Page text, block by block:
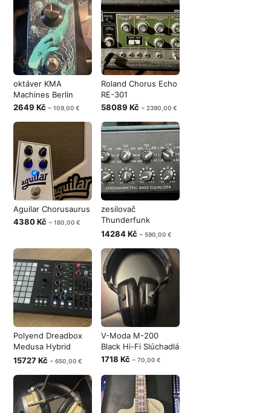
oktáver KMA
Machines Berlin
2649 Kč ~ 109,00 €
Roland Chorus Echo
RE-301
58089 Kč ~ 2390,00 €
Aguilar Chorusaurus
4380 Kč ~ 180,00 €
zesilovač
Thunderfunk
TFB750-A
14284 Kč ~ 590,00 €
Polyend Dreadbox
Medusa Hybrid
Synthesizer
15727 Kč ~ 650,00 €
V-Moda M-200
Black Hi-Fi Slúchadlá
1718 Kč ~ 70,00 €